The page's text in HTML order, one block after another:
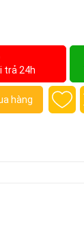
trả 24h
hàng